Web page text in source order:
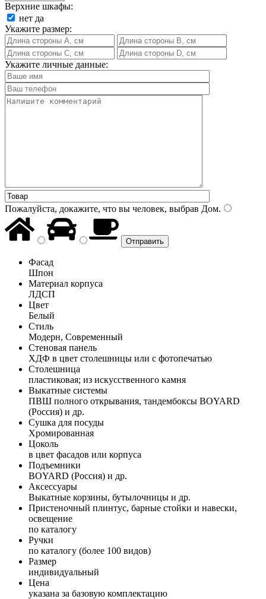
Верхние шкафы:
нет да
Укажите размер:
Укажите личные данные:
Пожалуйста, докажите, что вы человек, выбрав Дом.
Фасад
Шпон
Материал корпуса
ЛДСП
Цвет
Белый
Стиль
Модерн, Современный
Стеновая панель
ХДФ в цвет столешницы или с фотопечатью
Столешница
пластиковая; из искусственного камня
Выкатные системы
ПВШ полного открывания, тандембоксы BOYARD
(Россия) и др.
Сушка для посуды
Хромированная
Цоколь
в цвет фасадов или корпуса
Подъемники
BOYARD (Россия) и др.
Аксессуары
Выкатные корзины, бутылочницы и др.
Пристеночный плинтус, барные стойки и навески,
освещение
по каталогу
Ручки
по каталогу (более 100 видов)
Размер
индивидуальный
Цена
указана за базовую комплектацию